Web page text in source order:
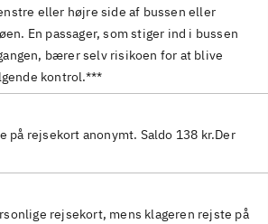
eller højre side af bussen eller
En passager, som stiger ind i bussen
bærer selv risikoen for at blive
kontrol.***
på rejsekort anonymt. Saldo 138 kr.Der
rejsekort, mens klageren rejste på